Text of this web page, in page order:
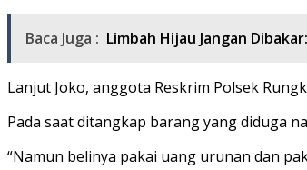
Baca Juga : Limbah Hijau Jangan
Lanjut Joko, anggota Reskrim Polsek
Pada saat ditangkap barang yang diduga
“Namun belinya pakai uang urunan dan